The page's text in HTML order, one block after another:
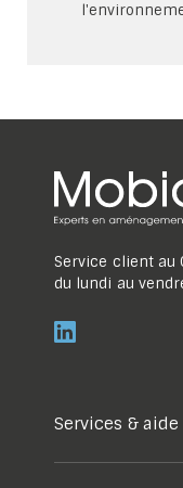
Service client au
du lundi au
Services & aide